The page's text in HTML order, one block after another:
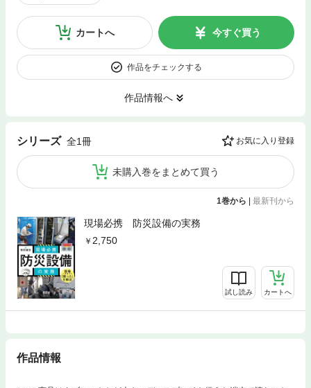
カートへ 今すぐ買う
作品をチェックする
作品情報へ
シリーズ 全1冊 お気に入り登録
未購入巻をまとめて買う
1巻から | 最新刊から
現場必携 防災設備の実務
2,750
試し読み カートへ
作品情報